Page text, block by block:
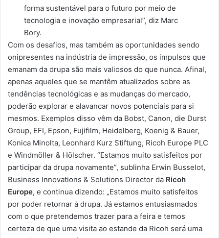
forma sustentável para o futuro por meio de
tecnologia e inovação empresarial”, diz Marc
Bory.
Com os desafios, mas também as oportunidades sendo
onipresentes na indústria de impressão, os impulsos que
emanam da drupa são mais valiosos do que nunca. Afinal,
apenas aqueles que se mantêm atualizados sobre as
tendências tecnológicas e as mudanças do mercado,
poderão explorar e alavancar novos potenciais para si
mesmos. Exemplos disso vêm da Bobst, Canon, die Durst
Group, EFI, Epson, Fujifilm, Heidelberg, Koenig & Bauer,
Konica Minolta, Leonhard Kurz Stiftung, Ricoh Europe PLC
e Windmöller & Hölscher. “Estamos muito satisfeitos por
participar da drupa novamente”, sublinha Erwin Busselot,
Business Innovations & Solutions Director da Ricoh
Europe, e continua dizendo: „Estamos muito satisfeitos
por poder retornar à drupa. Já estamos entusiasmados
com o que pretendemos trazer para a feira e temos
certeza de que uma visita ao estande da Ricoh será uma